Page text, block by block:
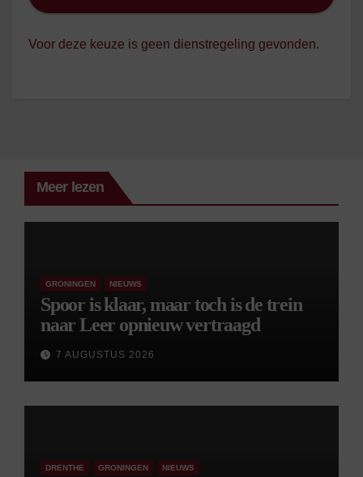
Voor deze keuze is geen dienstregeling gevonden.
Meer lezen
GRONINGEN NIEUWS
Spoor is klaar, maar toch is de trein
naar Leer opnieuw vertraagd
7 AUGUSTUS 2026
DRENTHE GRONINGEN NIEUWS